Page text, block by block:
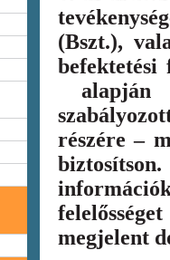
(Bszt.),
alapján
részére –
megjelent